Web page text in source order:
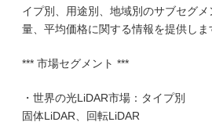
イプ別、用途別、地域別のサブセグ
量、平均価格に関する情報を提供しま
*** 市場セグメント ***
・世界の光LiDAR市場：タイプ別
固体LiDAR、回転LiDAR